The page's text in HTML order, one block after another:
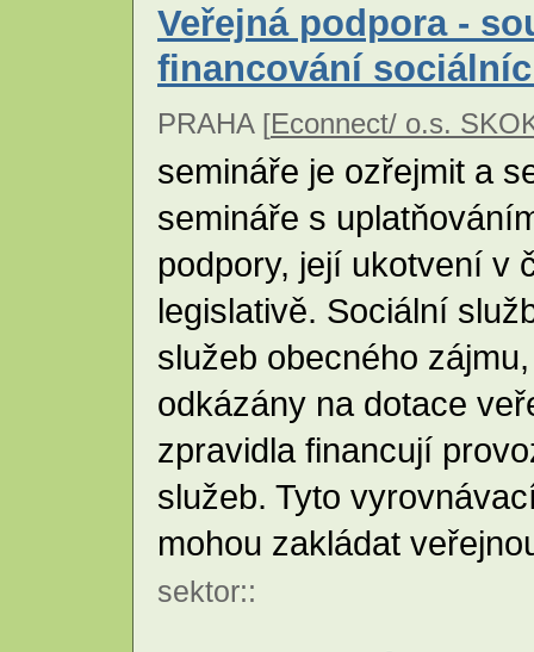
Veřejná podpora -
financování
PRAHA [Econnect/ o.s.
semináře je ozřejmit a
semináře s
podpory, její ukotvení v
legislativě. Sociální
služeb obecného
odkázány na dotace
zpravidla financují
služeb. Tyto
mohou zakládat
sektor::